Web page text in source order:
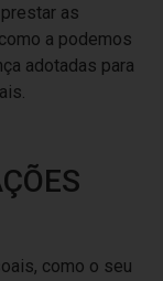
as
a podemos
adotadas para
como o seu